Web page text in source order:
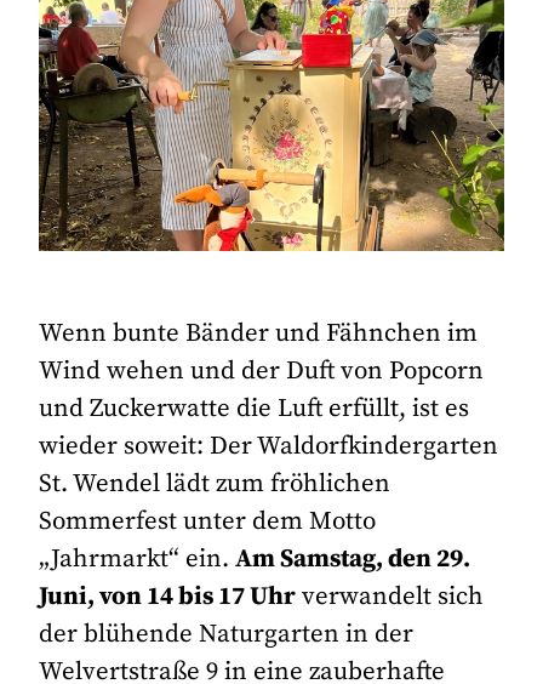
Wenn bunte Bänder und Fähnchen im
Wind wehen und der Duft von Popcorn
und Zuckerwatte die Luft erfüllt, ist es
wieder soweit: Der Waldorfkindergarten
St. Wendel lädt zum fröhlichen
Sommerfest unter dem Motto
„Jahrmarkt“ ein.Am Samstag, den 29.
Juni, von 14 bis 17 Uhrverwandelt sich
der blühende Naturgarten in der
Welvertstraße 9 in eine zauberhafte